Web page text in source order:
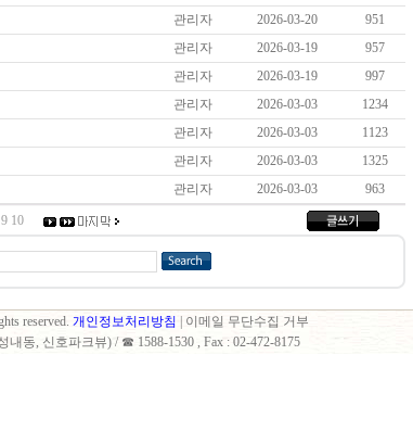
관리자 2026-03-20
951
관리자 2026-03-19
957
관리자 2026-03-19
997
관리자 2026-03-03
1234
관리자 2026-03-03
1123
관리자 2026-03-03
1325
관리자 2026-03-03 963
9 10
reserved. 개인정보처리방침
| 이메일 무단수집 거부
동, 신호파크뷰) / ☎ 1588-1530 , Fax : 02-472-8175